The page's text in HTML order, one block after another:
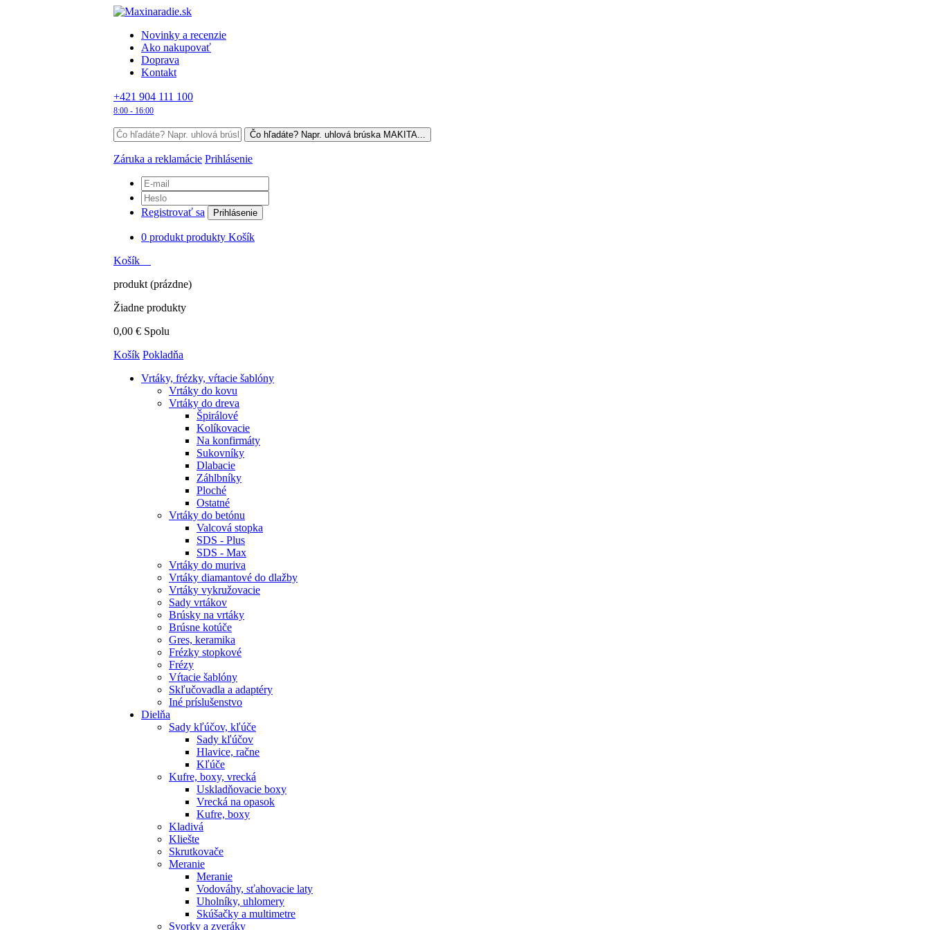
Novinky a recenzie
Ako nakupovať
Doprava
Kontakt
+421 904 111 100
8:00 - 16:00
Záruka a reklamácie Prihlásenie
Registrovať sa Prihlásenie
0 produkt produkty Košík
Košík
produkt (prázdne)
Žiadne produkty
0,00 € Spolu
Košík Pokladňa
Vrtáky, frézky, vŕtacie šablóny
Vrtáky do kovu
Vrtáky do dreva
Špirálové
Kolíkovacie
Na konfirmáty
Sukovníky
Dlabacie
Záhlbníky
Ploché
Ostatné
Vrtáky do betónu
Valcová stopka
SDS - Plus
SDS - Max
Vrtáky do muriva
Vrtáky diamantové do dlažby
Vrtáky vykružovacie
Sady vrtákov
Brúsky na vrtáky
Brúsne kotúče
Gres, keramika
Frézky stopkové
Frézy
Vŕtacie šablóny
Skľučovadla a adaptéry
Iné príslušenstvo
Dielňa
Sady kľúčov, kľúče
Sady kľúčov
Hlavice, račne
Kľúče
Kufre, boxy, vrecká
Uskladňovacie boxy
Vrecká na opasok
Kufre, boxy
Kladivá
Kliešte
Skrutkovače
Meranie
Meranie
Vodováhy, sťahovacie laty
Uholníky, uhlomery
Skúšačky a multimetre
Svorky a zveráky